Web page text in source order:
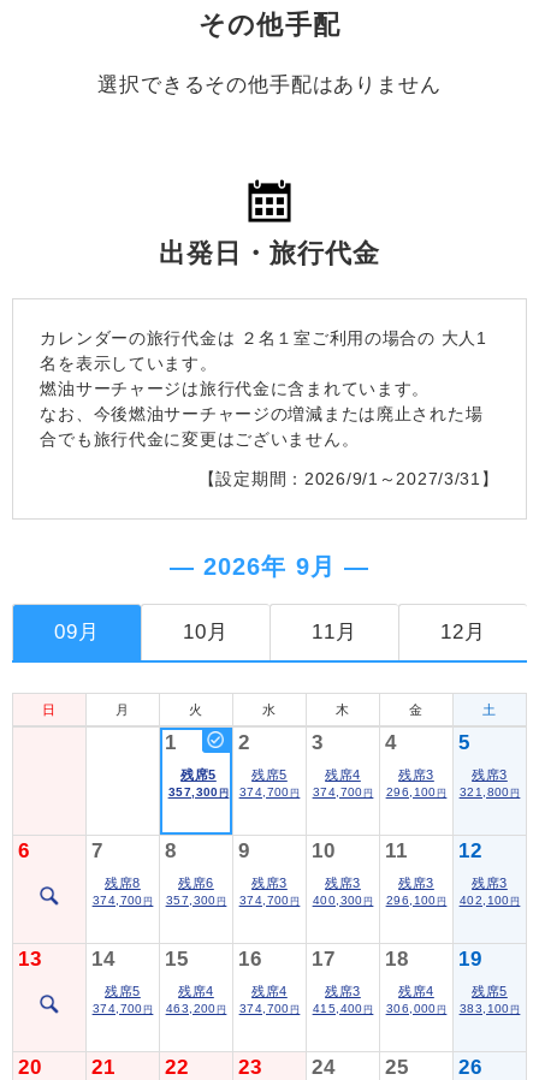
その他手配
選択できるその他手配はありません
出発日・旅行代金
カレンダーの旅行代金は ２名１室ご利用の場合の 大人1
名を表示しています。
燃油サーチャージは旅行代金に含まれています。
なお、今後燃油サーチャージの増減または廃止された場
合でも旅行代金に変更はございません。
【設定期間：2026/9/1～2027/3/31】
― 2026年 9月 ―
09月 10月 11月 12月
日 月 火 水 木 金 土
1
残席5
357,300 円
2
残席5
374,700 円
3
残席4
374,700 円
4
残席3
296,100 円
5
残席3
321,800 円
6 7
残席8
374,700 円
8
残席6
357,300 円
9
残席3
374,700 円
10
残席3
400,300 円
11
残席3
296,100 円
12
残席3
402,100 円
13 14
残席5
374,700 円
15
残席4
463,200 円
16
残席4
374,700 円
17
残席3
415,400 円
18
残席4
306,000 円
19
残席5
383,100 円
20 21 22 23 24 25 26